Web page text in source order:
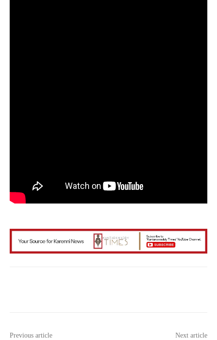
Previous article Next article